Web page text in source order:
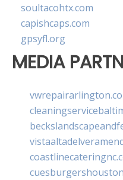
soultacohtx.com
capishcaps.com
gpsyfl.org
MEDIA